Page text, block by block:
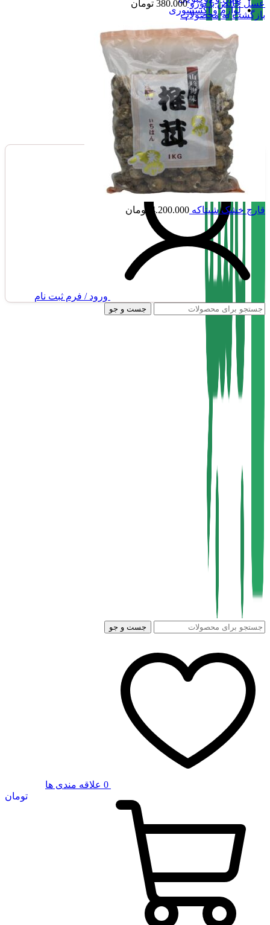
جست و جو
0 علاقه مندی ها
تومان
لوازم و اکسسوری
سیروپ و مربا
نوشیدنی ،چای و قهوه
تنقلات
صفحه اصلی
فروشگاه
تماس با بامبو
درباره بامبو
بامبو مگ
ورود / فرم ثبت نام
جست و جو
عسل خالص با یوزو380.000 تومان
بازگشت به محصولات
قارچ خشک شیتاکه 4.200.000
تومان
برای بزرگنمایی کلیک کنید